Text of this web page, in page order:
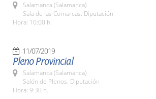
Salamanca (Salamanca)
Sala de las Comarcas. Diputación
Hora: 10:00 h.
11/07/2019
Pleno Provincial
Salamanca (Salamanca)
Salón de Plenos. Diputación
Hora: 9:30 h.